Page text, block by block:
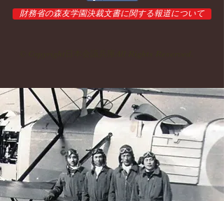
財務省の森友学園決裁文書に関する報道について